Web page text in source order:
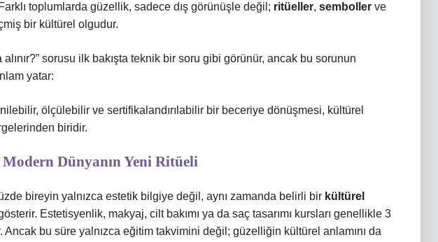
toplumlarda güzellik, sadece dış görünüşle değil; ritüeller, semboller ve
bir kültürel olgudur.
sorusu ilk bakışta teknik bir soru gibi görünür, ancak bu sorunun
yatar:
ölçülebilir ve sertifikalandırılabilir bir beceriye dönüşmesi, kültürel
biridir.
Dünyanın Yeni Ritüeli
bireyin yalnızca estetik bilgiye değil, aynı zamanda belirli bir kültürel
Estetisyenlik, makyaj, cilt bakımı ya da saç tasarımı kursları genellikle 3
Ancak bu süre yalnızca eğitim takvimini değil; güzelliğin kültürel anlamını da